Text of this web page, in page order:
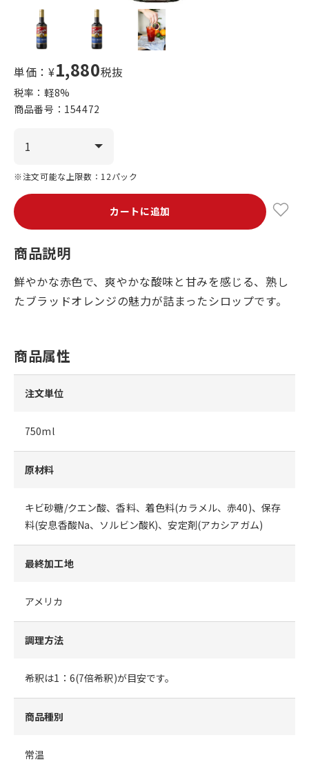
単価：¥1,880税抜
税率：軽8%
商品番号： 154472
※注文可能な上限数：12パック
カートに追加
商品説明
鮮やかな赤色で、爽やかな酸味と甘みを感じる、熟し
たブラッドオレンジの魅力が詰まったシロップです。
商品属性
注文単位
750ml
原材料
キビ砂糖/クエン酸、香料、着色料(カラメル、赤40)、保存
料(安息香酸Na、ソルビン酸K)、安定剤(アカシアガム)
最終加工地
アメリカ
調理方法
希釈は1：6(7倍希釈)が目安です。
商品種別
常温